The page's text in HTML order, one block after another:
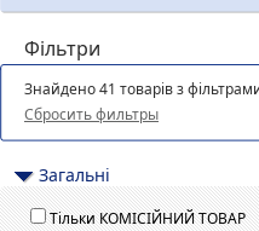
Фільтри
Знайдено 41 товарів з
Сбросить фильтры
Загальні
Тільки КОМІСІЙНИЙ ТОВАР